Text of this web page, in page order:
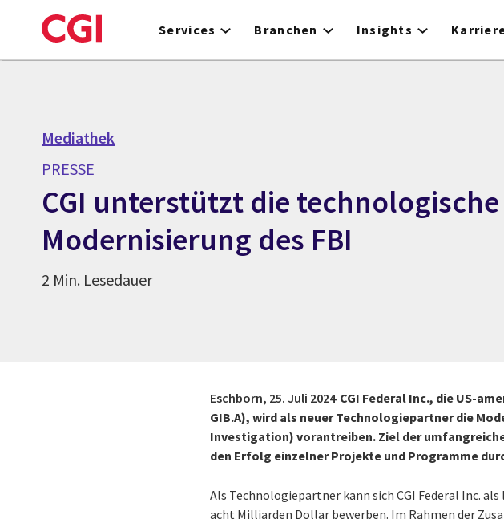
to
Services Branchen Insights
Mediathek
PRESSE
CGI unterstützt die technologische
Modernisierung des FBI
2 Min. Lesedauer
Eschborn, 25. Juli 2024 CGI Federal Inc., die US-
GIB.A), wird als neuer Technologiepartner die
Investigation) vorantreiben. Ziel der
den Erfolg einzelner Projekte und Programme
Als Technologiepartner kann sich CGI Federal Inc.
acht Milliarden Dollar bewerben. Im Rahmen der